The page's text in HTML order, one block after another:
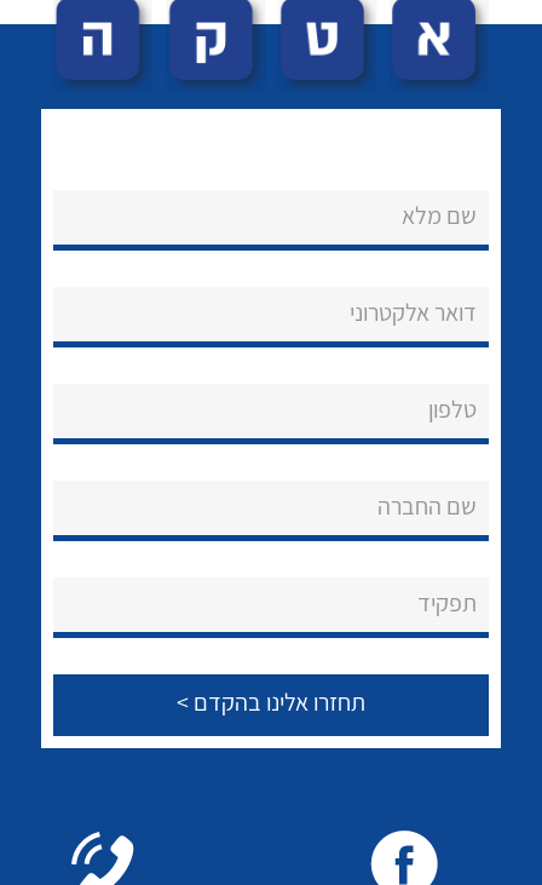
הצוות שלנו
שירותי תמיכה
לכל מוצרי היצרן לכל מוצרי היצרן
שם מלא
דואר אלקטרוני
טלפון
שם החברה
תפקיד